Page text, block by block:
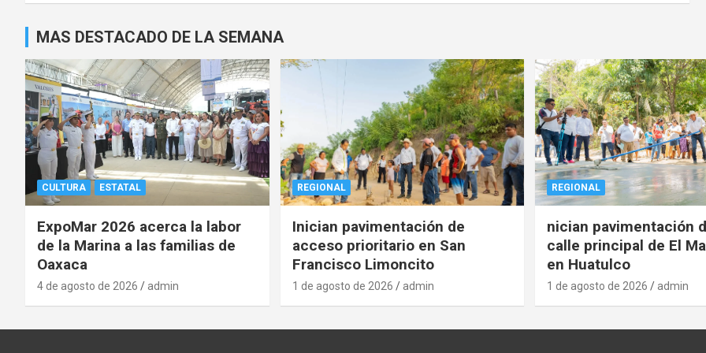
MAS DESTACADO DE LA SEMANA
CULTURA ESTATAL
ExpoMar 2026 acerca la labor
de la Marina a las familias de
Oaxaca
4 de agosto de 2026 admin
REGIONAL
Inician pavimentación de
acceso prioritario en San
Francisco Limoncito
1 de agosto de 2026 admin
REGIONAL
nician pavimentación
calle principal de El
en Huatulco
1 de agosto de 2026 admin